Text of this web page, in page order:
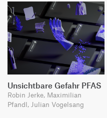
Unsichtbare Gefahr PFAS
Robin Jerke, Maximilian
Pfandl, Julian Vogelsang